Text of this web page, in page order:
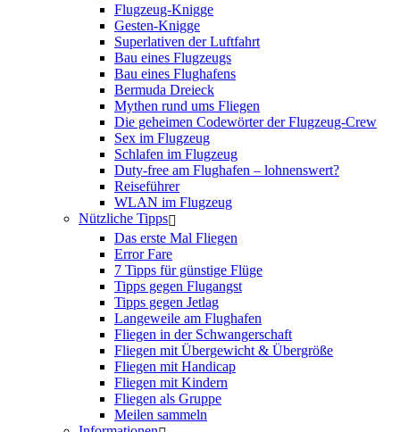
Flugzeug-Knigge
Gesten-Knigge
Superlativen der Luftfahrt
Bau eines Flugzeugs
Bau eines Flughafens
Bermuda Dreieck
Mythen rund ums Fliegen
Die geheimen Codewörter der Flugzeug-Crew
Sex im Flugzeug
Schlafen im Flugzeug
Duty-free am Flughafen – lohnenswert?
Reiseführer
WLAN im Flugzeug
Nützliche Tipps
Das erste Mal Fliegen
Error Fare
7 Tipps für günstige Flüge
Tipps gegen Flugangst
Tipps gegen Jetlag
Langeweile am Flughafen
Fliegen in der Schwangerschaft
Fliegen mit Übergewicht & Übergröße
Fliegen mit Handicap
Fliegen mit Kindern
Fliegen als Gruppe
Meilen sammeln